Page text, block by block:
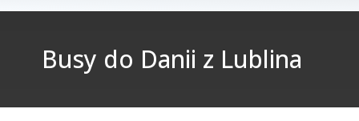
Busy do Danii z Lublina